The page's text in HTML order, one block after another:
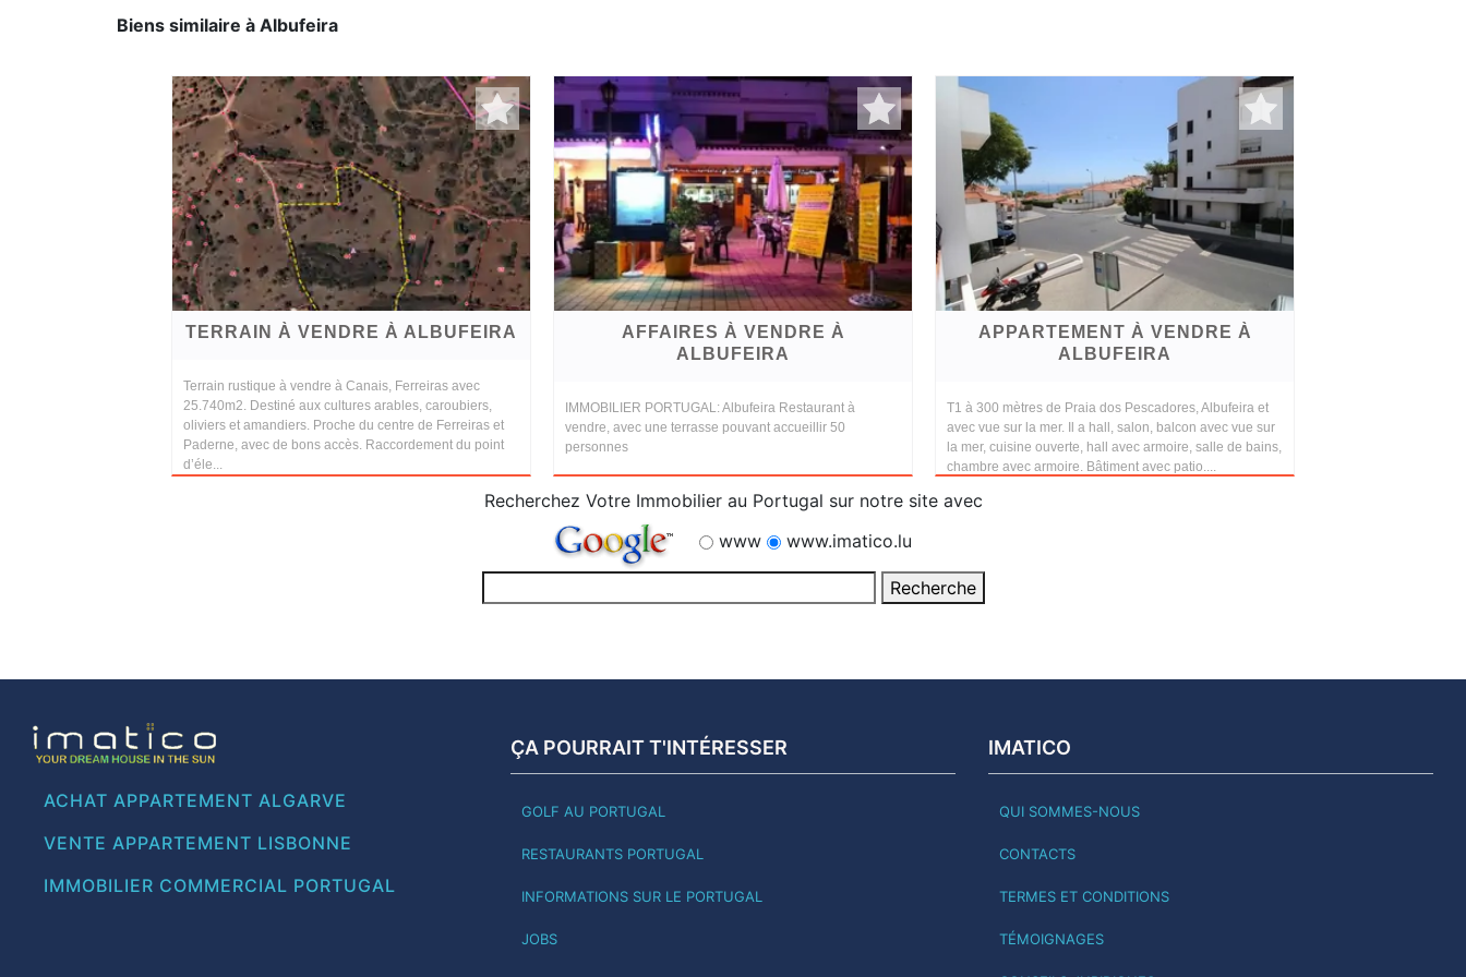
Biens similaire à Albufeira
TERRAIN À VENDRE À ALBUFEIRA
Terrain rustique à vendre à Canais, Ferreiras avec
25.740m2. Destiné aux cultures arables, caroubiers,
oliviers et amandiers. Proche du centre de Ferreiras et
Paderne, avec de bons accès. Raccordement du point
d’éle...
AFFAIRES À VENDRE À
ALBUFEIRA
IMMOBILIER PORTUGAL: Albufeira Restaurant à
vendre, avec une terrasse pouvant accueillir 50
personnes
APPARTEMENT À VENDRE À
ALBUFEIRA
T1 à 300 mètres de Praia dos Pescadores, Albufeira et
avec vue sur la mer. Il a hall, salon, balcon avec vue sur
la mer, cuisine ouverte, hall avec armoire, salle de bains,
chambre avec armoire. Bâtiment avec patio....
Recherchez Votre Immobilier au Portugal sur notre site avec
www
www.imatico.lu
ACHAT APPARTEMENT ALGARVE
VENTE APPARTEMENT LISBONNE
IMMOBILIER COMMERCIAL PORTUGAL
ÇA POURRAIT T'INTÉRESSER
GOLF AU PORTUGAL
RESTAURANTS PORTUGAL
INFORMATIONS SUR LE PORTUGAL
JOBS
IMATICO
QUI SOMMES-NOUS
CONTACTS
TERMES ET CONDITIONS
TÉMOIGNAGES